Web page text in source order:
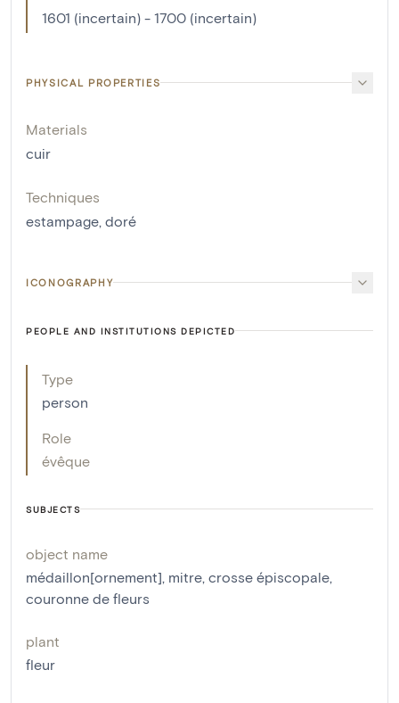
1601 (incertain) - 1700 (incertain)
PHYSICAL PROPERTIES
Materials
cuir
Techniques
estampage doré
ICONOGRAPHY
PEOPLE AND INSTITUTIONS DEPICTED
Type
person
Role
évêque
SUBJECTS
object name
médaillon[ornement] mitre crosse épiscopale
couronne de fleurs
plant
fleur